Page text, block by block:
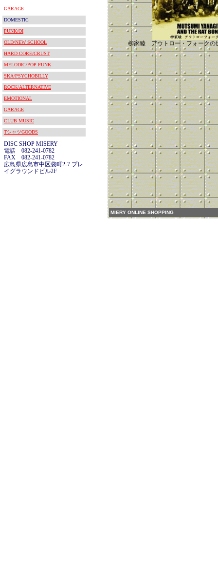
GARAGE
DOMESTIC
PUNK/OI
OLD/NEW SCHOOL
HARD CORE/CRUST
MELODIC/POP PUNK
SKA/PSYCHOBILLY
ROCK/ALTERNATIVE
EMOTIONAL
GARAGE
CLUB MUSIC
TシャツGOODS
DISC SHOP MISERY
電話 082-241-0782
FAX 082-241-0782
広島県広島市中区袋町2-7 プレ
イグラウンドビル2F
柳家睦 アウトロー・フォーク
MIERY ONLINE SHOPPING